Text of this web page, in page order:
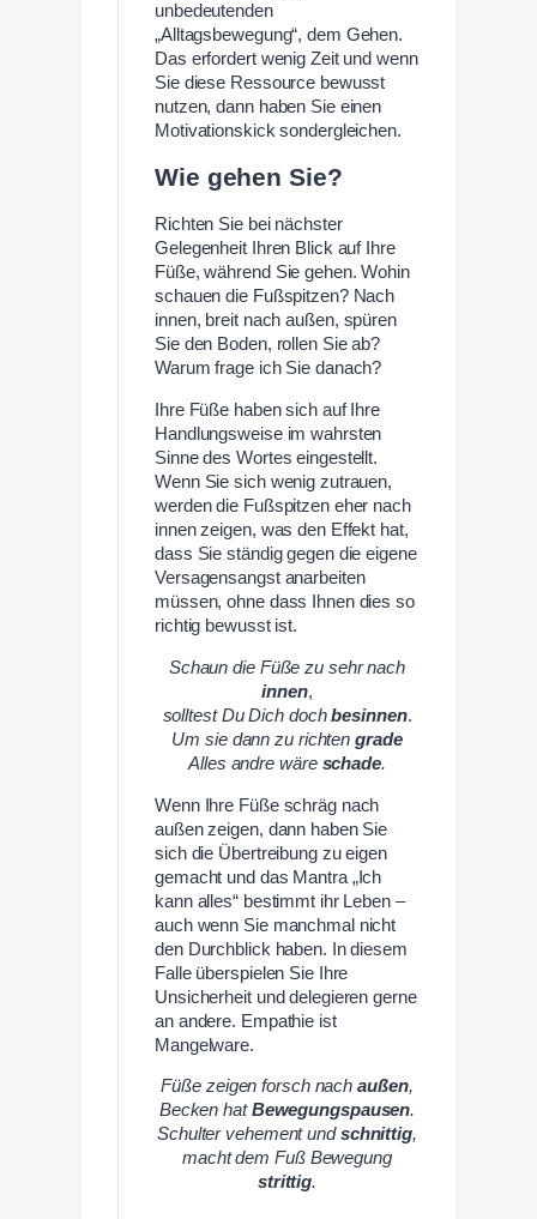
unbedeutenden
„Alltagsbewegung“, dem Gehen.
Das erfordert wenig Zeit und wenn
Sie diese Ressource bewusst
nutzen, dann haben Sie einen
Motivationskick sondergleichen.
Wie gehen Sie?
Richten Sie bei nächster
Gelegenheit Ihren Blick auf Ihre
Füße, während Sie gehen. Wohin
schauen die Fußspitzen? Nach
innen, breit nach außen, spüren
Sie den Boden, rollen Sie ab?
Warum frage ich Sie danach?
Ihre Füße haben sich auf Ihre
Handlungsweise im wahrsten
Sinne des Wortes eingestellt.
Wenn Sie sich wenig zutrauen,
werden die Fußspitzen eher nach
innen zeigen, was den Effekt hat,
dass Sie ständig gegen die eigene
Versagensangst anarbeiten
müssen, ohne dass Ihnen dies so
richtig bewusst ist.
Schaun die Füße zu sehr nach
innen,
solltest Du Dich dochbesinnen.
Um sie dann zu richtengrade
Alles andre wäre schade.
Wenn Ihre Füße schräg nach
außen zeigen, dann haben Sie
sich die Übertreibung zu eigen
gemacht und das Mantra „Ich
kann alles“ bestimmt ihr Leben –
auch wenn Sie manchmal nicht
den Durchblick haben. In diesem
Falle überspielen Sie Ihre
Unsicherheit und delegieren gerne
an andere. Empathie ist
Mangelware.
Füße zeigen forsch nachaußen,
Becken hatBewegungspausen.
Schulter vehement undschnittig,
macht dem Fuß Bewegung
strittig.